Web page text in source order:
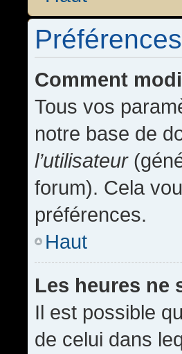
Comment
Tous vos
notre base de
l’utilisateur
forum). Cela
préférences.
Haut
Les heures ne
Il est possible
de celui dans